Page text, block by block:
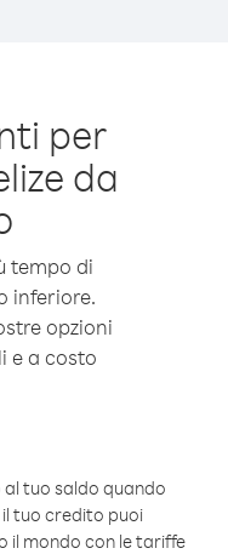
per
da
tempo di
inferiore.
opzioni
e a costo
tuo saldo quando
tuo credito puoi
il mondo con le tariffe